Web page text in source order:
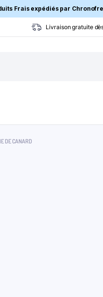
Frais expédiés par
Livraison gratuite
DE CANARD